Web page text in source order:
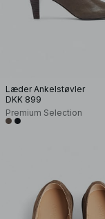
Læder Ankelstøvler
DKK 899
Premium Selection